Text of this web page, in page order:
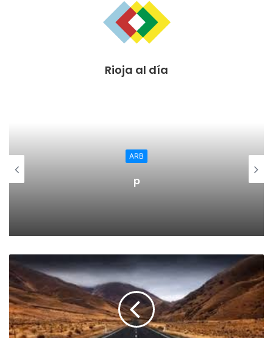
favoritos y sus universos y, en el taller creativo, fabricarán
artefactos que nos dejen sin habla poniendo a prueba su
imaginación. Una jornada llena de energía que finalizará
del día que permita aumentar su autoestima y superarse
Científicos, y se desarrollará en turnos de lunes a viernes
durante todo el mes de julio (además de las últimas
semanas de los meses de junio y agosto) en las
participante rompa la barrera que lo separa de la Ciencia.
El ‘Momento Eureka!’ es una de las claves de una
experiencia de este tipo y se trata de la satisfacción que se
experimenta al interactuar en primera persona con la
ciencia o al descubrir algo sorprendente de la misma.
Rioja al día
ARB
p